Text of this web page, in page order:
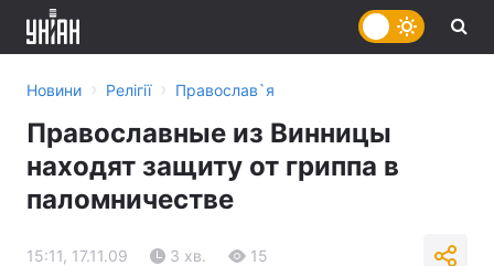
Новини › Релігії › Православ`я
Православные из Винницы
находят защиту от гриппа в
паломничестве
15:11, 17.11.09 3 хв. 15